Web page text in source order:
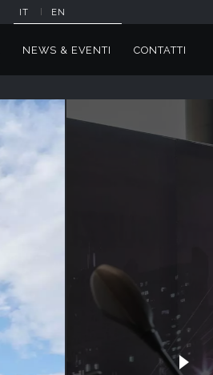
IT EN
NEWS & EVENTI CONTATTI